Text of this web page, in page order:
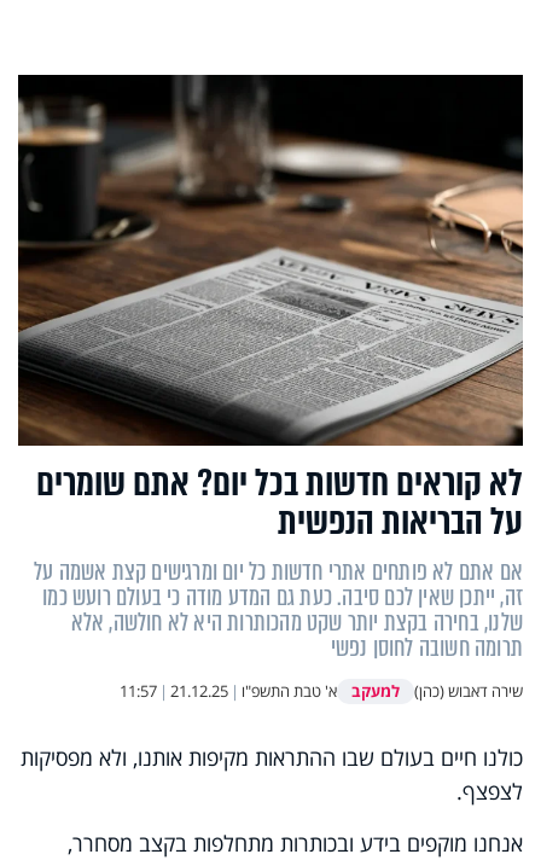
לא קוראים חדשות בכל יום? אתם שומרים
על הבריאות הנפשית
אם אתם לא פותחים אתרי חדשות כל יום ומרגישים קצת אשמה על
זה, ייתכן שאין לכם סיבה. כעת גם המדע מודה כי בעולם רועש כמו
שלנו, בחירה בקצת יותר שקט מהכותרות היא לא חולשה, אלא
תרומה חשובה לחוסן נפשי
שירה דאבוש (כהן) למעקב א' טבת התשפ"ו |
21.12.25
|
11:57
כולנו חיים בעולם שבו ההתראות מקיפות אותנו, ולא מפסיקות
לצפצף.
אנחנו מוקפים בידע ובכותרות מתחלפות בקצב מסחרר,